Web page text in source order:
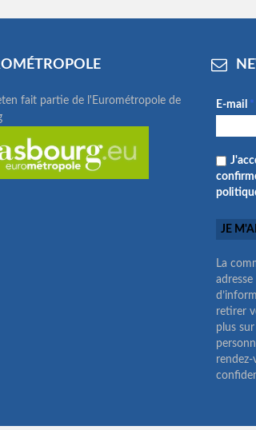
fait partie de l'Eurométropole de
E-mail *
La
retirer
plus